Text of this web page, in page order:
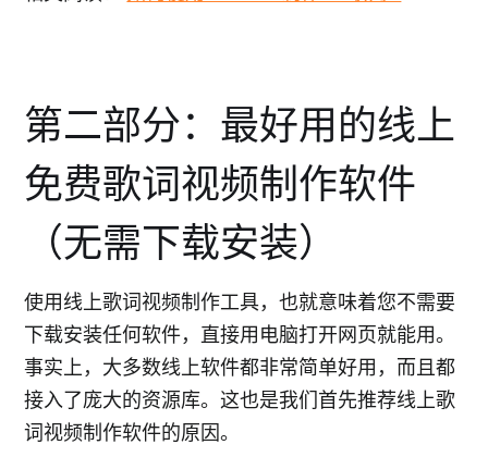
第二部分：最好用的线上
免费歌词视频制作软件
（无需下载安装）
使用线上歌词视频制作工具，也就意味着您不需要
下载安装任何软件，直接用电脑打开网页就能用。
事实上，大多数线上软件都非常简单好用，而且都
接入了庞大的资源库。这也是我们首先推荐线上歌
词视频制作软件的原因。